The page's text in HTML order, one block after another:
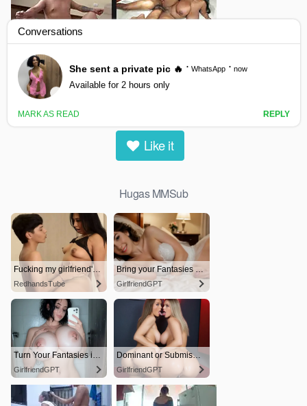
Hugas MMSub
Like it
Hugas MMSub